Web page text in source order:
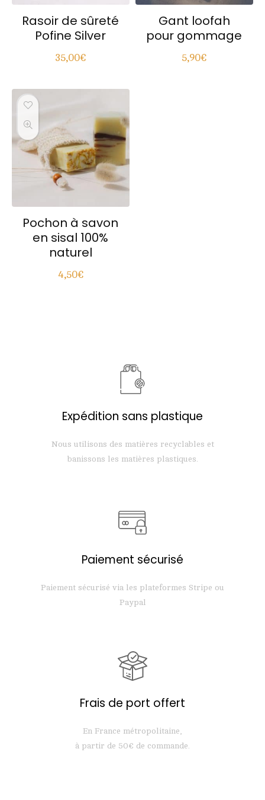
Rasoir de sûreté
Pofine Silver
35,00€
Gant loofah
pour gommage
5,90€
Pochon à savon
en sisal 100%
naturel
4,50€
Expédition sans plastique
Nous utilisons des matières recyclables et
banissons les matières plastiques.
Paiement sécurisé
Paiement sécurisé via les plateformes Stripe ou
Paypal
Frais de port offert
En France métropolitaine,
à partir de 50€ de commande.